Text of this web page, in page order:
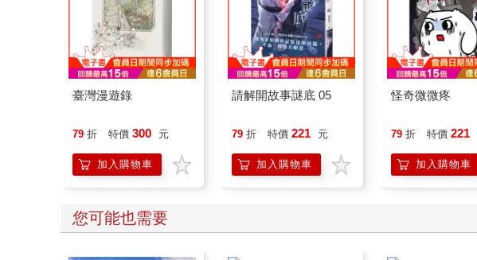
臺灣漫遊錄
79 折 特價 300 元
加入購物車
請解開故事謎底 05
79 折 特價 221 元
加入購物車
怪奇微微疼
79 折 特價 221
加入購物車
您可能也需要